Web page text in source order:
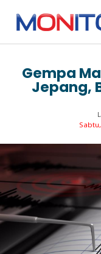
PERISTIWA
Gempa
Jepang,